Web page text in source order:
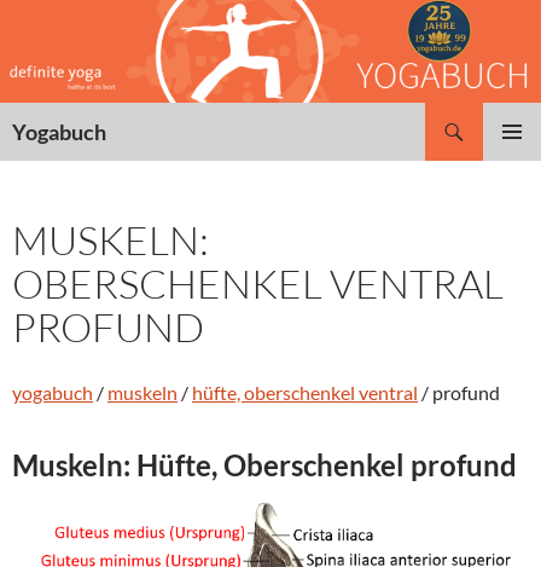
springen
Yogabuch
MUSKELN:
OBERSCHENKEL VENTRAL
PROFUND
yogabuch / muskeln / hüfte, oberschenkel ventral / profund
Muskeln: Hüfte, Oberschenkel profund